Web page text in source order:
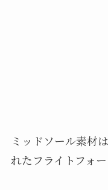
ミッドソール素材
れたフライトフォ